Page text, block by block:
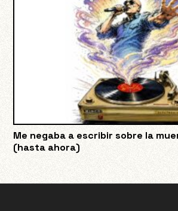
Me negaba a escribir sobre la
(hasta ahora)